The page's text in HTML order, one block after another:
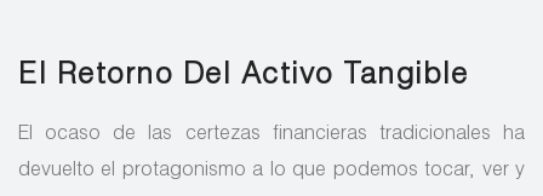
El Retorno Del Activo Tangible
El ocaso de las certezas financieras tradicionales ha
devuelto el protagonismo a lo que podemos tocar, ver y